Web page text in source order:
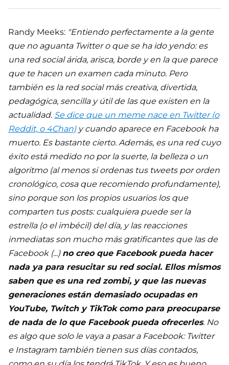
Randy Meeks: "Entiendo perfectamente a la gente
que no aguanta Twitter o que se ha ido yendo: es
una red social árida, arisca, borde y en la que parece
que te hacen un examen cada minuto. Pero
también es la red social más creativa, divertida,
pedagógica, sencilla y útil de las que existen en la
actualidad. Se dice que un meme nace en Twitter (o
Reddit, o 4Chan)y cuando aparece en Facebook ha
muerto. Es bastante cierto. Además, es una red cuyo
éxito está medido no por la suerte, la belleza o un
algoritmo (al menos si ordenas tus tweets por orden
cronológico, cosa que recomiendo profundamente),
sino porque son los propios usuarios los que
comparten tus posts: cualquiera puede ser la
estrella (o el imbécil) del día, y las reacciones
inmediatas son mucho más gratificantes que las de
Facebook (...) no creo que Facebook pueda hacer
nada ya para resucitar su red social. Ellos mismos
saben que es una red zombi, y que las nuevas
generaciones están demasiado ocupadas en
YouTube, Twitch y TikTok como para preocuparse
de nada de lo que Facebook pueda ofrecerles. No
es algo que solo le vaya a pasar a Facebook: Twitter
e Instagram también tienen sus días contados,